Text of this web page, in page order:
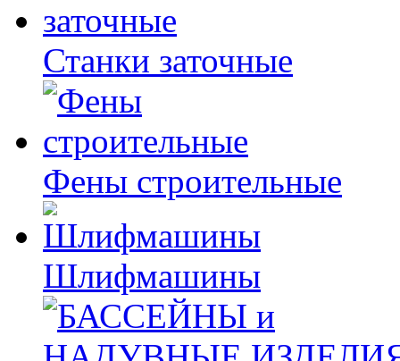
Станки заточные
Фены строительные
Шлифмашины